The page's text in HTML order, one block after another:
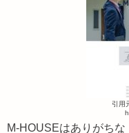
引用
M-HOUSEはありがちな